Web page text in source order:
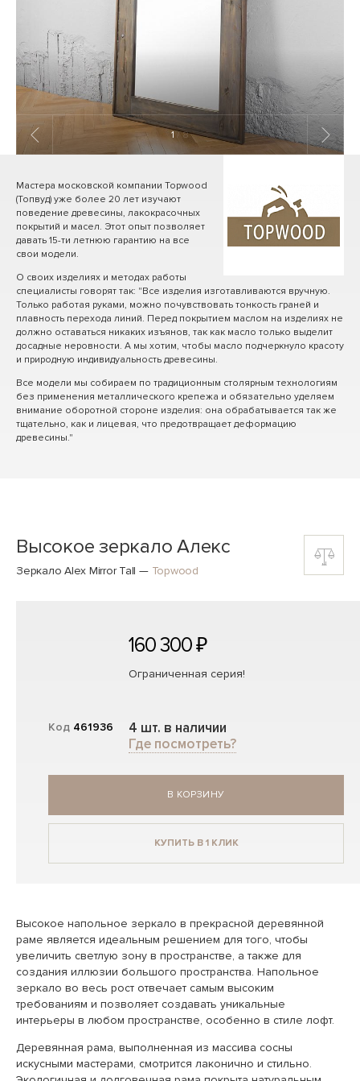
1 / 8
Мастера московской компании Topwood
(Топвуд) уже более 20 лет изучают
поведение древесины, лакокрасочных
покрытий и масел. Этот опыт позволяет
давать 15-ти летнюю гарантию на все
свои модели.
О своих изделиях и методах работы
специалисты говорят так: "Все изделия изготавливаются вручную.
Только работая руками, можно почувствовать тонкость граней и
плавность перехода линий. Перед покрытием маслом на изделиях не
должно оставаться никаких изъянов, так как масло только выделит
досадные неровности. А мы хотим, чтобы масло подчеркнуло красоту
и природную индивидуальность древесины.
Все модели мы собираем по традиционным столярным технологиям
без применения металлического крепежа и обязательно уделяем
внимание оборотной стороне изделия: она обрабатывается так же
тщательно, как и лицевая, что предотвращает деформацию
древесины."
Высокое зеркало Алекс
Зеркало Alex Mirror Tall — Topwood
Код 461936
160 300 ₽
Ограниченная серия!
4 шт. в наличии
Где посмотреть?
В КОРЗИНУ
КУПИТЬ В 1 КЛИК
Высокое напольное зеркало в прекрасной деревянной
раме является идеальным решением для того, чтобы
увеличить светлую зону в пространстве, а также для
создания иллюзии большого пространства. Напольное
зеркало во весь рост отвечает самым высоким
требованиям и позволяет создавать уникальные
интерьеры в любом пространстве, особенно в стиле лофт.
Деревянная рама, выполненная из массива сосны
искусными мастерами, смотрится лаконично и стильно.